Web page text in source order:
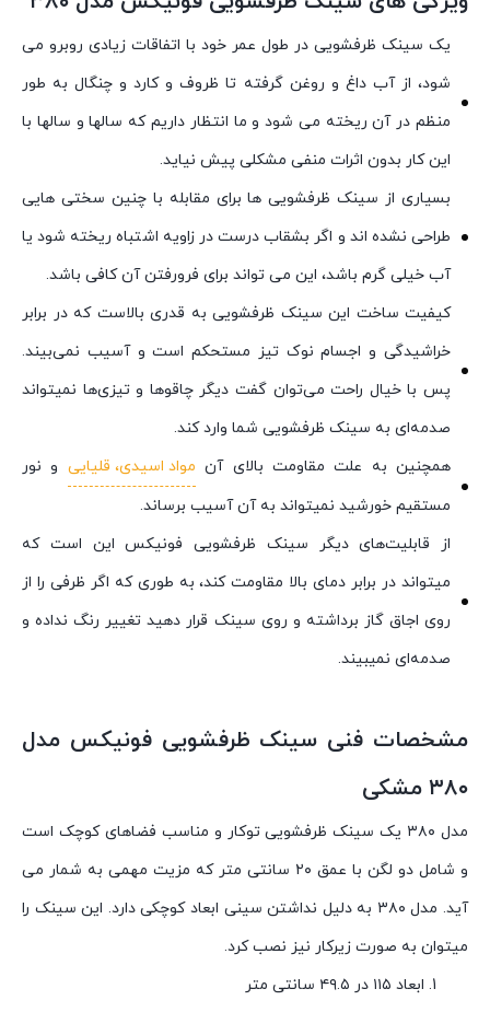
یک سینک ظرفشویی در طول عمر خود با اتفاقات زیادی روبرو می
شود، از آب داغ و روغن گرفته تا ظروف و کارد و چنگال به طور
منظم در آن ریخته می شود و ما انتظار داریم که سالها و سالها با
این کار بدون اثرات منفی مشکلی پیش نیاید.
بسیاری از سینک ظرفشویی ها برای مقابله با چنین سختی هایی
طراحی نشده اند و اگر بشقاب درست در زاویه اشتباه ریخته شود یا
آب خیلی گرم باشد، این می تواند برای فرورفتن آن کافی باشد.
کیفیت ساخت این سینک ظرفشویی به قدری بالاست که در برابر
خراشیدگی و اجسام نوک تیز مستحکم است و آسیب نمی‌بیند.
پس با خیال راحت می‌توان گفت دیگر چاقوها و تیزی‌ها نمیتواند
صدمه‌ای به سینک ظرفشویی شما وارد کند.
همچنین به علت مقاومت بالای آن مواد اسیدی، قلیایی و نور
مستقیم خورشید نمیتواند به آن آسیب برساند.
از قابلیت‌های دیگر سینک ظرفشویی فونیکس این است که
میتواند در برابر دمای بالا مقاومت کند، به طوری که اگر ظرفی را از
روی اجاق گاز برداشته و روی سینک قرار دهید تغییر رنگ نداده و
صدمه‌ای نمیبیند.
مشخصات فنی سینک ظرفشویی فونیکس مدل
۳۸۰ مشکی
مدل ۳۸۰ یک سینک ظرفشویی توکار و مناسب فضاهای کوچک است
و شامل دو لگن با عمق ۲۰ سانتی متر که مزیت مهمی به شمار می
آید. مدل ۳۸۰ به دلیل نداشتن سینی ابعاد کوچکی دارد. این سینک را
میتوان به صورت زیرکار نیز نصب کرد.
ابعاد ۱۱۵ در ۴۹.۵ سانتی متر